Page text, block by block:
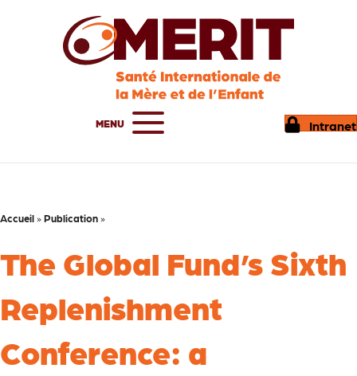
MENU Intranet
Accueil » Publication »
The Global Fund’s Sixth
Replenishment
Conference: a